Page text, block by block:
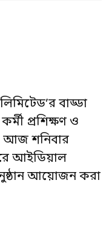
বাড্ডা
প্রশিক্ষণ ও
আজ শনিবার
আইডিয়াল
আয়োজন করা